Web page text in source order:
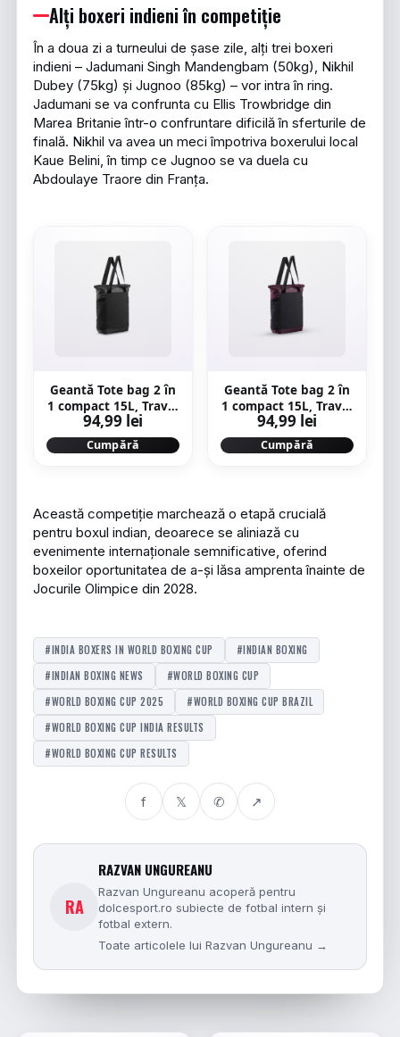
Alți boxeri indieni în competiție
În a doua zi a turneului de șase zile, alți trei boxeri
indieni – Jadumani Singh Mandengbam (50kg), Nikhil
Dubey (75kg) și Jugnoo (85kg) – vor intra în ring.
Jadumani se va confrunta cu Ellis Trowbridge din
Marea Britanie într-o confruntare dificilă în sferturile de
finală. Nikhil va avea un meci împotriva boxerului local
Kaue Belini, în timp ce Jugnoo se va duela cu
Abdoulaye Traore din Franța.
Geantă Tote bag 2 în
1 compact 15L, Travel
negru
94,99 lei
Cumpără
Geantă Tote bag 2 în
1 compact 15L, Travel
mov
94,99 lei
Cumpără
Această competiție marchează o etapă crucială
pentru boxul indian, deoarece se aliniază cu
evenimente internaționale semnificative, oferind
boxeilor oportunitatea de a-și lăsa amprenta înainte de
Jocurile Olimpice din 2028.
#INDIA BOXERS IN WORLD BOXING CUP
#INDIAN BOXING
#INDIAN BOXING NEWS
#WORLD BOXING CUP
#WORLD BOXING CUP 2025
#WORLD BOXING CUP BRAZIL
#WORLD BOXING CUP INDIA RESULTS
#WORLD BOXING CUP RESULTS
f 𝕏 ✆ ↗
RA
RAZVAN UNGUREANU
Razvan Ungureanu acoperă pentru
dolcesport.ro subiecte de fotbal intern și
fotbal extern.
Toate articolele lui Razvan Ungureanu →